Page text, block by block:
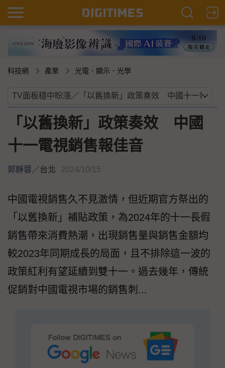
科技網 產業 光電．顯示．光學
「以舊換新」政策奏效 中國
十一電視銷售報佳音
郭靜蓉／台北 2024/10/15
中國電視銷售久不見激情，但近期官方祭出的
「以舊換新」補貼政策，為2024年的十一長假
銷售帶來消費熱潮，出現銷售量與銷售金額均
較2023年同期成長的局面，且不排除這一波的
政策紅利有望延續到雙十一。過去幾年，傳統
促銷對中國電視市場的銷售刺...